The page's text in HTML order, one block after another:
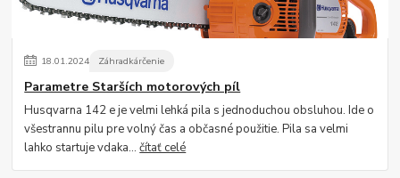
18.01.2024 Záhradkárčenie
Parametre Starších motorových píl
Husqvarna 142 e je velmi lehká pila s jednoduchou obsluhou. Ide o
všestrannu pilu pre volný čas a občasné použitie. Pila sa velmi
lahko startuje vdaka...čítať celé